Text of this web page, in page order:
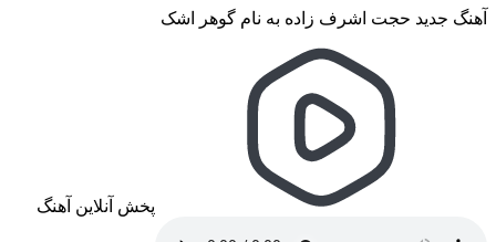
آهنگ جدید حجت اشرف زاده به نام گوهر اشک
پخش آنلاین آهنگ